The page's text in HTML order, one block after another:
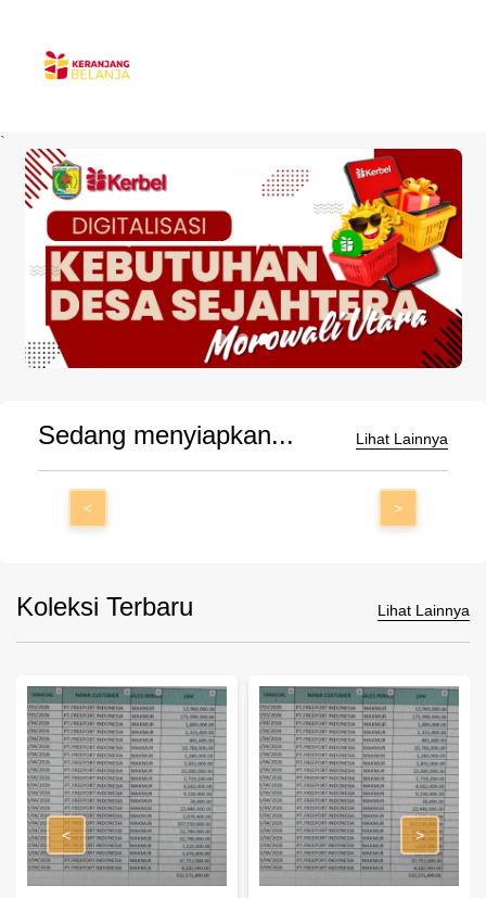
`
Sedang menyiapkan... Lihat Lainnya
< >
Koleksi Terbaru Lihat Lainnya
< >